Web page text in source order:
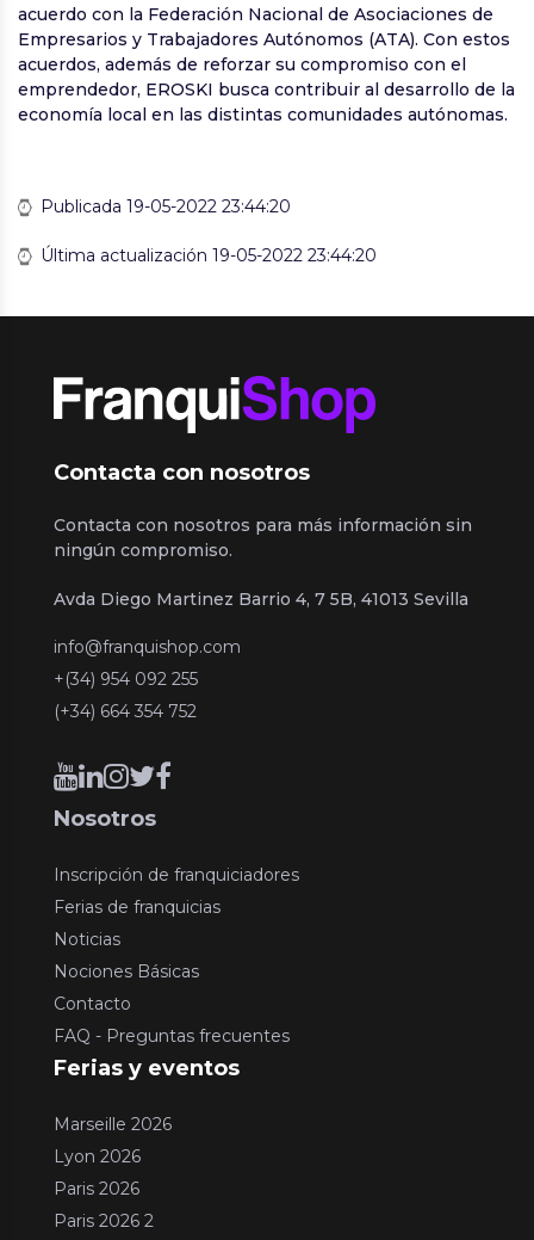
acuerdo con la Federación Nacional de Asociaciones de
Empresarios y Trabajadores Autónomos (ATA). Con estos
acuerdos, además de reforzar su compromiso con el
emprendedor, EROSKI busca contribuir al desarrollo de la
economía local en las distintas comunidades autónomas.
Publicada 19-05-2022 23:44:20
Última actualización 19-05-2022 23:44:20
Contacta con nosotros
Contacta con nosotros para más información sin
ningún compromiso.
Avda Diego Martinez Barrio 4, 7 5B, 41013 Sevilla
info@franquishop.com
+(34) 954 092 255
(+34) 664 354 752
Nosotros
Inscripción de franquiciadores
Ferias de franquicias
Noticias
Nociones Básicas
Contacto
FAQ - Preguntas frecuentes
Ferias y eventos
Marseille 2026
Lyon 2026
Paris 2026
Paris 2026 2